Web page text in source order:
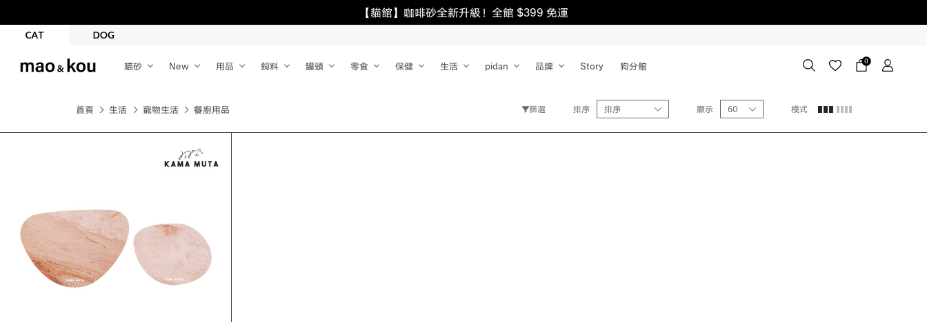
【貓館】咖啡砂全新升級！全館 $399 免運
0
貓砂 New 用品 飼料 罐頭 零食 保健 生活 pidan 品牌 Story 狗分館
首頁 生活 寵物生活 餐廚用品 篩選 排序 排序 顯示 60 模式